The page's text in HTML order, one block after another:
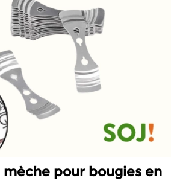
pour bougies en